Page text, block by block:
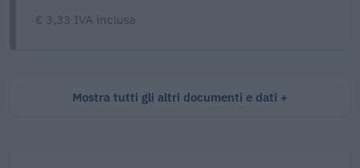
€ 3,33 IVA inclusa
Mostra tutti gli altri documenti e dati